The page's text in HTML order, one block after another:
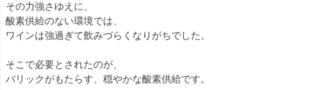
その力強さゆえに、
酸素供給のない環境では、
ワインは強過ぎて飲みづらくなりがちでした。
そこで必要とされたのが、
バリックがもたらす、穏やかな酸素供給です。